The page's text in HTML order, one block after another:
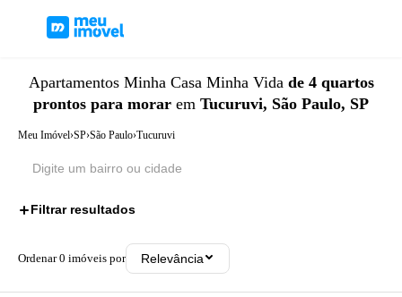
Apartamentos Minha Casa Minha Vida de 4 quartos
prontos para morar em Tucuruvi, São Paulo, SP
Meu Imóvel›SP›São Paulo›Tucuruvi
Filtrar resultados
Ordenar0 imóveis por Relevância